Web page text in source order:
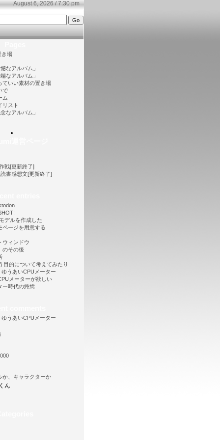
August 6, 2026 / 7:30 pm
き場
なアルバム」
なアルバム」
ていい素材の置き場
で
ム
リスト
なアルバム」
戦[更新終了]
書感想文[更新終了]
デルを作成した
ページを用意する
ウィンドウ
のその後
目的について考えてみたり
うあいCPUメーター
メーターが欲しい
ー時代の終焉
うあいCPUメーター
か、キャラクターか
ん